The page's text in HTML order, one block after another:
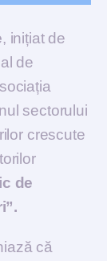
, inițiat de
de
sectorului
crescute
de
că